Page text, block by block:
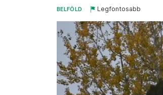
BELFÖLD Legfontosabb